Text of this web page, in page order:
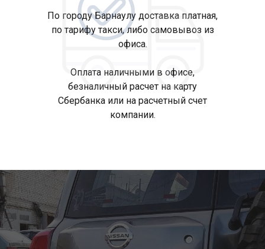
По городу Барнаулу доставка платная,
по тарифу такси, либо самовывоз из
офиса.
Оплата наличными в офисе,
безналичный расчет на карту
Сбербанка или на расчетный счет
компании.